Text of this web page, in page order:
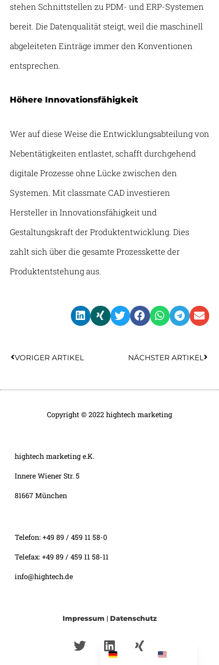
stehen Schnittstellen zu PDM- und ERP-Systemen
bereit. Die Datenqualität steigt, weil die maschinell
abgeleiteten Einträge immer den Konventionen
entsprechen.
Höhere Innovationsfähigkeit
Wer auf diese Weise die Entwicklungsabteilung von
Nebentätigkeiten entlastet, schafft durchgehend
digitale Prozesse ohne Lücke zwischen den
Systemen. Mit classmate CAD investieren
Hersteller in Innovationsfähigkeit und
Gestaltungskraft der Produktentwicklung. Dies
zahlt sich über die gesamte Prozesskette der
Produktentstehung aus.
VORIGER ARTIKEL NÄCHSTER ARTIKEL
Copyright © 2022 hightech marketing
hightech marketing e.K.
Innere Wiener Str. 5
81667 München
Telefon: +49 89 / 459 11 58-0
Telefax: +49 89 / 459 11 58-11
info@hightech.de
Impressum | Datenschutz
T
L
i
X